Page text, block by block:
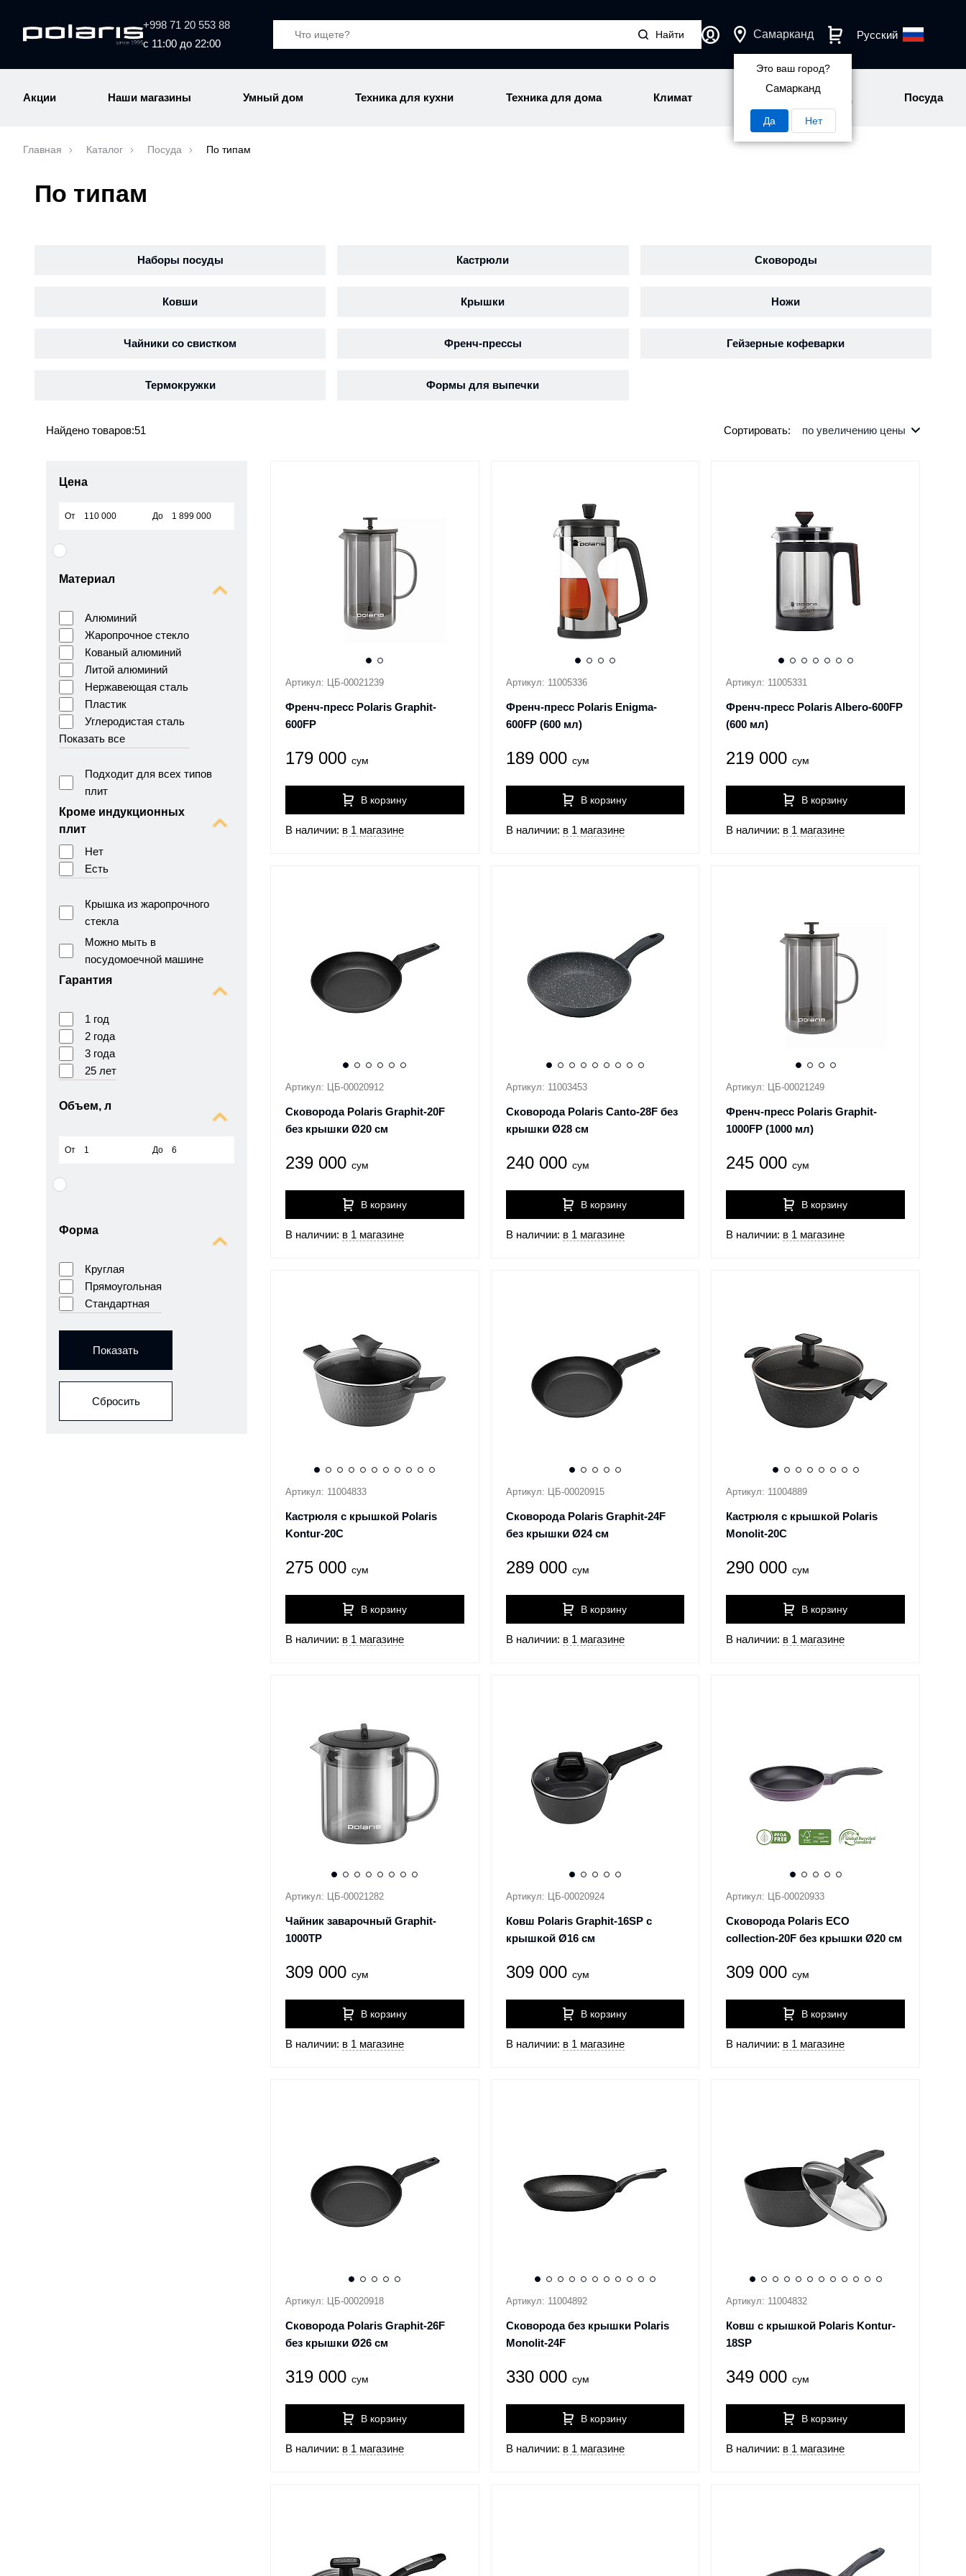
+998 71 20 553 88
с 11:00 до 22:00
Самарканд
Это ваш город?
Самарканд
Да Нет
Русский
Акции Наши магазины Умный дом Техника для кухни Техника для дома Климат Персональный уход Посуда
Главная Каталог Посуда По типам
По типам
Наборы посуды Кастрюли Сковороды
Ковши Крышки Ножи
Чайники со свистком Френч-прессы Гейзерные кофеварки
Термокружки Формы для выпечки
Найдено товаров:51 Сортировать: по увеличению цены
Цена
От До
Материал
Алюминий
Жаропрочное стекло
Кованый алюминий
Литой алюминий
Нержавеющая сталь
Пластик
Углеродистая сталь
Показать все
Подходит для всех типов
плит
Кроме индукционных
плит
Нет
Есть
Крышка из жаропрочного
стекла
Можно мыть в
посудомоечной машине
Гарантия
1 год
2 года
3 года
25 лет
Объем, л
От До
Форма
Круглая
Прямоугольная
Стандартная
Показать
Сбросить
Артикул: ЦБ-00021239
Френч-пресс Polaris Graphit-
600FP
179 000 сум
В корзину
В наличии: в 1 магазине
Артикул: 11005336
Френч-пресс Polaris Enigma-
600FP (600 мл)
189 000 сум
В корзину
В наличии: в 1 магазине
Артикул: 11005331
Френч-пресс Polaris Albero-600FP
(600 мл)
219 000сум
В корзину
В наличии: в 1 магазине
Артикул: ЦБ-00020912
Сковорода Polaris Graphit-20F
без крышки Ø20 см
239 000 сум
В корзину
В наличии: в 1 магазине
Артикул: 11003453
Сковорода Polaris Canto-28F без
крышки Ø28 см
240 000 сум
В корзину
В наличии: в 1 магазине
Артикул: ЦБ-00021249
Френч-пресс Polaris Graphit-
1000FP (1000 мл)
245 000сум
В корзину
В наличии: в 1 магазине
Артикул: 11004833
Кастрюля с крышкой Polaris
Kontur-20C
275 000 сум
В корзину
В наличии: в 1 магазине
Артикул: ЦБ-00020915
Сковорода Polaris Graphit-24F
без крышки Ø24 см
289 000 сум
В корзину
В наличии: в 1 магазине
Артикул: 11004889
Кастрюля с крышкой Polaris
Monolit-20C
290 000сум
В корзину
В наличии: в 1 магазине
Артикул: ЦБ-00021282
Чайник заварочный Graphit-
1000TP
309 000 сум
В корзину
В наличии: в 1 магазине
Артикул: ЦБ-00020924
Ковш Polaris Graphit-16SP с
крышкой Ø16 см
309 000 сум
В корзину
В наличии: в 1 магазине
Артикул: ЦБ-00020933
Сковорода Polaris ECO
collection-20F без крышки Ø20 см
309 000сум
В корзину
В наличии: в 1 магазине
Артикул: ЦБ-00020918
Сковорода Polaris Graphit-26F
без крышки Ø26 см
319 000 сум
В корзину
В наличии: в 1 магазине
Артикул: 11004892
Сковорода без крышки Polaris
Monolit-24F
330 000 сум
В корзину
В наличии: в 1 магазине
Артикул: 11004832
Ковш с крышкой Polaris Kontur-
18SP
349 000сум
В корзину
В наличии: в 1 магазине